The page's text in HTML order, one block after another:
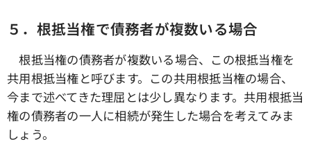
５．根抵当権で債務者が複数いる場合
根抵当権の債務者が複数いる場合、この根抵当権を
共用根抵当権と呼びます。この共用根抵当権の場合、
今まで述べてきた理屈とは少し異なります。共用根抵当
権の債務者の一人に相続が発生した場合を考えてみま
しょう。